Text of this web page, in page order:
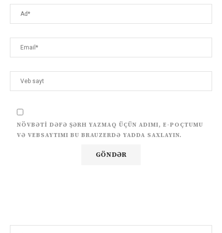
NÖVBƏTI DƏFƏ ŞƏRH YAZMAQ ÜÇÜN ADIMI, E-POÇTUMU
VƏ VEBSAYTIMI BU BRAUZERDƏ YADDA SAXLAYIN.